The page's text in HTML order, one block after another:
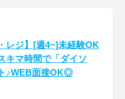
レジ】[週4~]未経験OK
キマ時間で「ダイソ
♪WEB面接OK◎